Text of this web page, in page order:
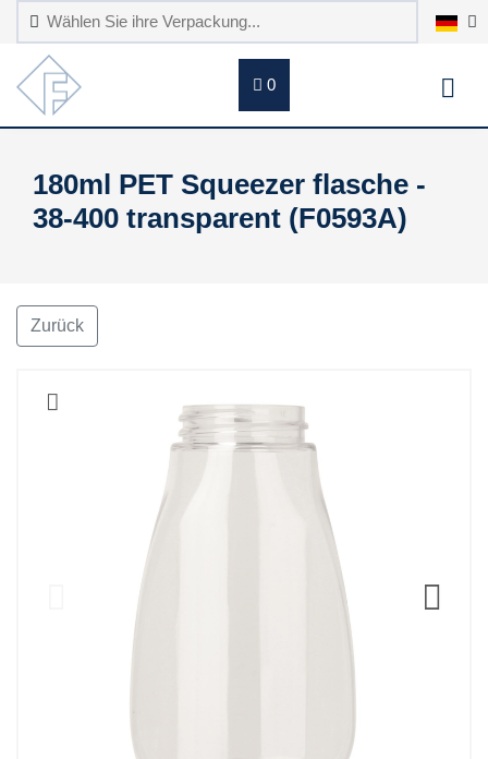
0
180ml PET Squeezer flasche -
38-400 transparent (F0593A)
Zurück